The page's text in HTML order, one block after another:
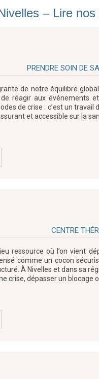
– Lire
PRENDRE SOIN DE
de notre équilibre
réagir aux événements
de crise : c’est un
et accessible sur la
CENTRE
ressource où l’on vient
comme un cocon
À Nivelles et dans sa
crise, dépasser un